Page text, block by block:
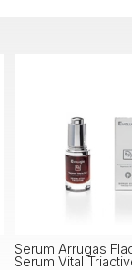
Serum Arrugas
Serum Vital